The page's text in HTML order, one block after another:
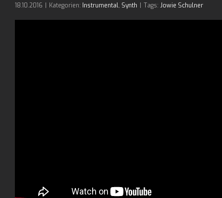
18.10.2016 Kategorien: Instrumental, Synth Tags: Jowie Schulner